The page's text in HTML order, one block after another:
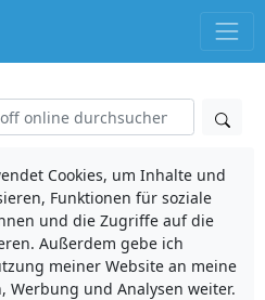
Cookies, um Inhalte und
Funktionen für soziale
und die Zugriffe auf die
Außerdem gebe ich
meiner Website an meine
Werbung und Analysen weiter.